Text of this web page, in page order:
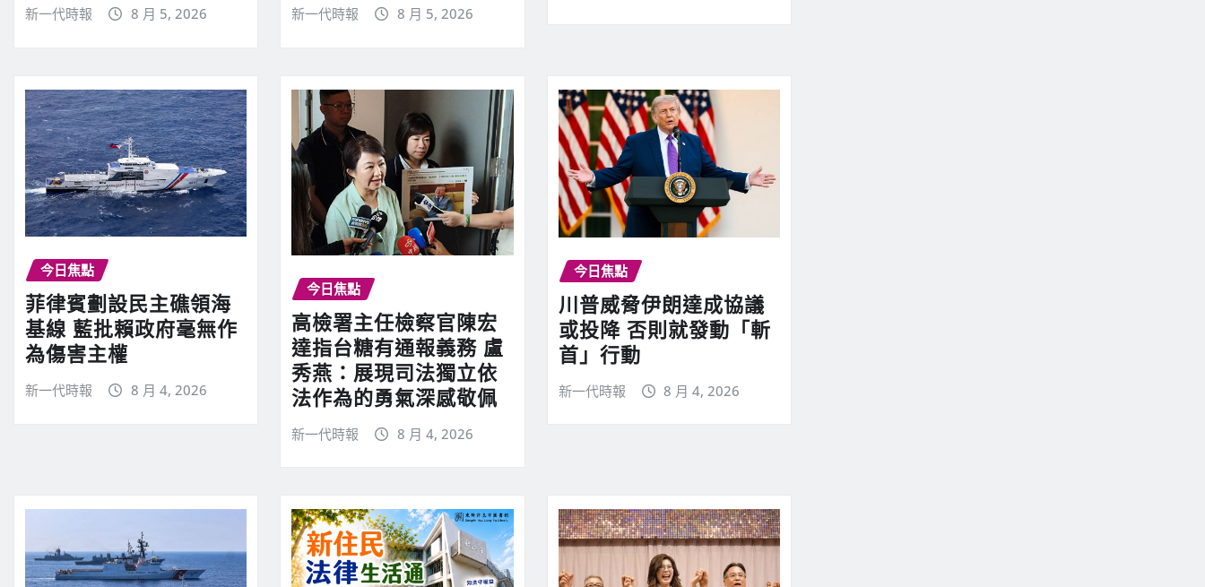
新一代時報 8 月 5, 2026 新一代時報 8 月 5, 2026
今日焦點
菲律賓劃設民主礁領海
基線 藍批賴政府毫無作
為傷害主權
新一代時報 8 月 4, 2026
今日焦點
高檢署主任檢察官陳宏
達指台糖有通報義務 盧
秀燕：展現司法獨立依
法作為的勇氣深感敬佩
新一代時報 8 月 4, 2026
今日焦點
川普威脅伊朗達成協議
或投降 否則就發動「斬
首」行動
新一代時報 8 月 4, 2026